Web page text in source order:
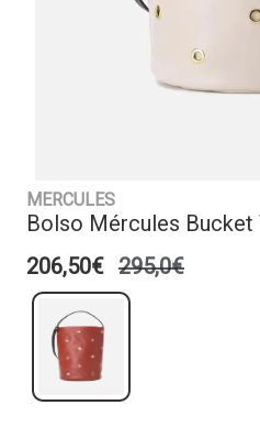
MERCULES
Bolso Mércules Bucket
206,50€ 295,0€